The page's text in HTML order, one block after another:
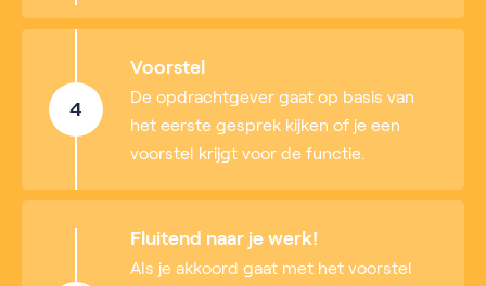
4
Voorstel
De opdrachtgever gaat op basis van
het eerste gesprek kijken of je een
voorstel krijgt voor de functie.
Fluitend naar je werk!
Als je akkoord gaat met het voorstel